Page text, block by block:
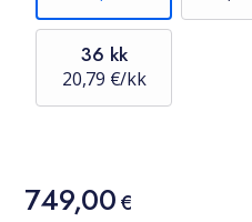
36 kk
20,79 €/kk
Hinta
749,00 €
749,00€